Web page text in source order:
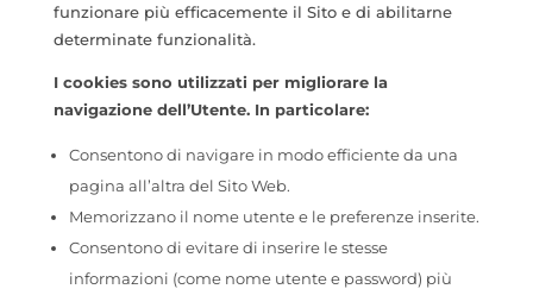
funzionare più efficacemente il Sito e di abilitarne
determinate funzionalità.
I cookies sono utilizzati per migliorare la
navigazione dell’Utente. In particolare:
Consentono di navigare in modo efficiente da una
pagina all’altra del Sito Web.
Memorizzano il nome utente e le preferenze inserite.
Consentono di evitare di inserire le stesse
informazioni (come nome utente e password) più